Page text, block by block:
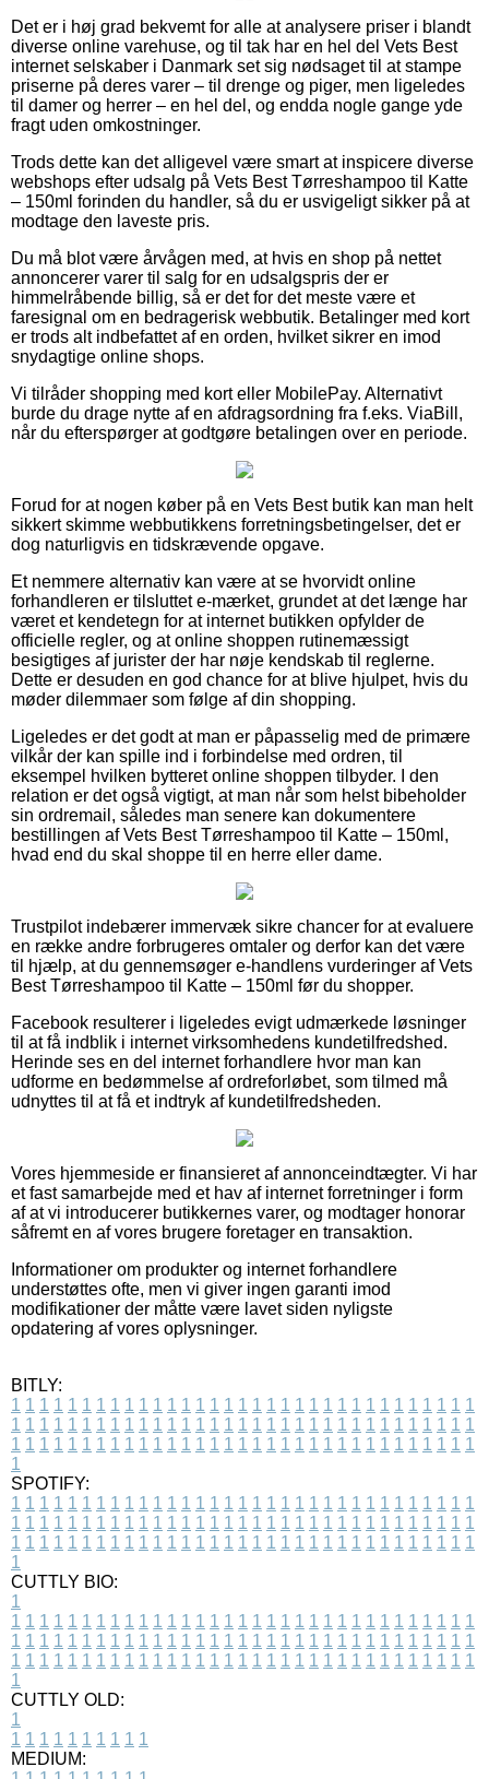
Det er i høj grad bekvemt for alle at analysere priser i blandt
diverse online varehuse, og til tak har en hel del Vets Best
internet selskaber i Danmark set sig nødsaget til at stampe
priserne på deres varer – til drenge og piger, men ligeledes
til damer og herrer – en hel del, og endda nogle gange yde
fragt uden omkostninger.
Trods dette kan det alligevel være smart at inspicere diverse
webshops efter udsalg på Vets Best Tørreshampoo til Katte
– 150ml forinden du handler, så du er usvigeligt sikker på at
modtage den laveste pris.
Du må blot være årvågen med, at hvis en shop på nettet
annoncerer varer til salg for en udsalgspris der er
himmelråbende billig, så er det for det meste være et
faresignal om en bedragerisk webbutik. Betalinger med kort
er trods alt indbefattet af en orden, hvilket sikrer en imod
snydagtige online shops.
Vi tilråder shopping med kort eller MobilePay. Alternativt
burde du drage nytte af en afdragsordning fra f.eks. ViaBill,
når du efterspørger at godtgøre betalingen over en periode.
Forud for at nogen køber på en Vets Best butik kan man helt
sikkert skimme webbutikkens forretningsbetingelser, det er
dog naturligvis en tidskrævende opgave.
Et nemmere alternativ kan være at se hvorvidt online
forhandleren er tilsluttet e-mærket, grundet at det længe har
været et kendetegn for at internet butikken opfylder de
officielle regler, og at online shoppen rutinemæssigt
besigtiges af jurister der har nøje kendskab til reglerne.
Dette er desuden en god chance for at blive hjulpet, hvis du
møder dilemmaer som følge af din shopping.
Ligeledes er det godt at man er påpasselig med de primære
vilkår der kan spille ind i forbindelse med ordren, til
eksempel hvilken bytteret online shoppen tilbyder. I den
relation er det også vigtigt, at man når som helst bibeholder
sin ordremail, således man senere kan dokumentere
bestillingen af Vets Best Tørreshampoo til Katte – 150ml,
hvad end du skal shoppe til en herre eller dame.
Trustpilot indebærer immervæk sikre chancer for at evaluere
en række andre forbrugeres omtaler og derfor kan det være
til hjælp, at du gennemsøger e-handlens vurderinger af Vets
Best Tørreshampoo til Katte – 150ml før du shopper.
Facebook resulterer i ligeledes evigt udmærkede løsninger
til at få indblik i internet virksomhedens kundetilfredshed.
Herinde ses en del internet forhandlere hvor man kan
udforme en bedømmelse af ordreforløbet, som tilmed må
udnyttes til at få et indtryk af kundetilfredsheden.
Vores hjemmeside er finansieret af annonceindtægter. Vi har
et fast samarbejde med et hav af internet forretninger i form
af at vi introducerer butikkernes varer, og modtager honorar
såfremt en af vores brugere foretager en transaktion.
Informationer om produkter og internet forhandlere
understøttes ofte, men vi giver ingen garanti imod
modifikationer der måtte være lavet siden nyligste
opdatering af vores oplysninger.
BITLY:
1 1 1 1 1 1 1 1 1 1 1 1 1 1 1 1 1 1 1 1 1 1 1 1 1 1 1 1 1 1 1 1 1
1 1 1 1 1 1 1 1 1 1 1 1 1 1 1 1 1 1 1 1 1 1 1 1 1 1 1 1 1 1 1 1 1
1 1 1 1 1 1 1 1 1 1 1 1 1 1 1 1 1 1 1 1 1 1 1 1 1 1 1 1 1 1 1 1 1
1
SPOTIFY:
1 1 1 1 1 1 1 1 1 1 1 1 1 1 1 1 1 1 1 1 1 1 1 1 1 1 1 1 1 1 1 1 1
1 1 1 1 1 1 1 1 1 1 1 1 1 1 1 1 1 1 1 1 1 1 1 1 1 1 1 1 1 1 1 1 1
1 1 1 1 1 1 1 1 1 1 1 1 1 1 1 1 1 1 1 1 1 1 1 1 1 1 1 1 1 1 1 1 1
1
CUTTLY BIO:
1
1 1 1 1 1 1 1 1 1 1 1 1 1 1 1 1 1 1 1 1 1 1 1 1 1 1 1 1 1 1 1 1 1
1 1 1 1 1 1 1 1 1 1 1 1 1 1 1 1 1 1 1 1 1 1 1 1 1 1 1 1 1 1 1 1 1
1 1 1 1 1 1 1 1 1 1 1 1 1 1 1 1 1 1 1 1 1 1 1 1 1 1 1 1 1 1 1 1 1
1
CUTTLY OLD:
1
1 1 1 1 1 1 1 1 1 1
MEDIUM: